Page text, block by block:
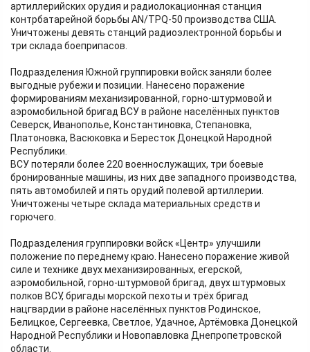
артиллерийских орудия и радиолокационная станция
контрбатарейной борьбы AN/TPQ-50 производства США.
Уничтожены девять станций радиоэлектронной борьбы и
три склада боеприпасов.
Подразделения Южной группировки войск заняли более
выгодные рубежи и позиции. Нанесено поражение
формированиям механизированной, горно-штурмовой и
аэромобильной бригад ВСУ в районе населённых пунктов
Северск, Иванополье, Константиновка, Степановка,
Платоновка, Васюковка и Бересток Донецкой Народной
Республики.
ВСУ потеряли более 220 военнослужащих, три боевые
бронированные машины, из них две западного производства,
пять автомобилей и пять орудий полевой артиллерии.
Уничтожены четыре склада материальных средств и
горючего.
Подразделения группировки войск «Центр» улучшили
положение по переднему краю. Нанесено поражение живой
силе и технике двух механизированных, егерской,
аэромобильной, горно-штурмовой бригад, двух штурмовых
полков ВСУ, бригады морской пехоты и трёх бригад
нацгвардии в районе населённых пунктов Родинское,
Белицкое, Сергеевка, Светлое, Удачное, Артёмовка Донецкой
Народной Республики и Новопавловка Днепропетровской
области.